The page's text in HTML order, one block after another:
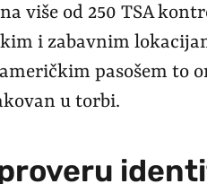
više od 250 TSA
i zabavnim
pasošem to
u torbi.